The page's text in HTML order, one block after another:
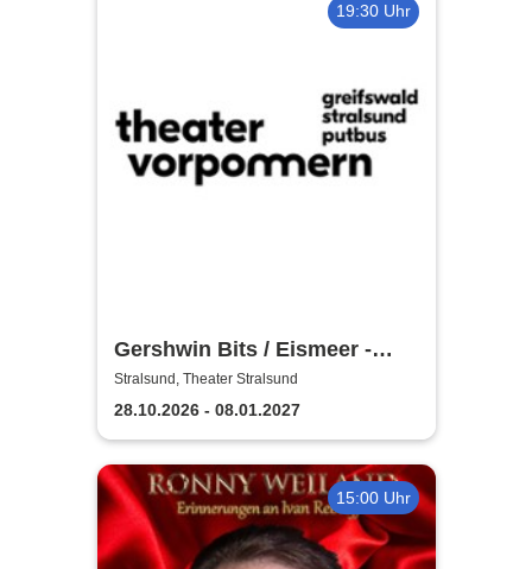
19:30 Uhr
Gershwin Bits / Eismeer -
Theater Vorpommern
Stralsund, Theater Stralsund
28.10.2026 - 08.01.2027
15:00 Uhr